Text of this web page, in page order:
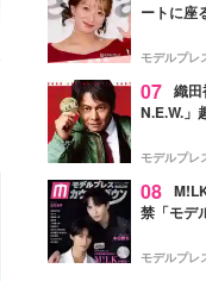
ートに座
ぎ」「成
モデルプレ
07 織
N.E.W.」
徴する“謎
モデルプレ
08
禁「モデ
モデルプレ